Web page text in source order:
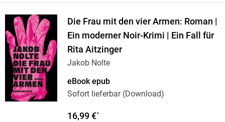
Die Frau mit den vier Armen: Roman |
Ein moderner Noir-Krimi | Ein Fall für
Rita Aitzinger
Jakob Nolte
eBook epub
Sofort lieferbar (Download)
16,99 €*